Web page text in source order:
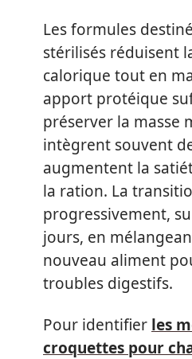
Les formules
stérilisés réduisent
calorique tout en
apport protéique
préserver la masse
intègrent souvent
augmentent la
la ration. La
progressivement,
jours, en
nouveau aliment
troubles digestifs.
Pour identifier les
croquettes pour